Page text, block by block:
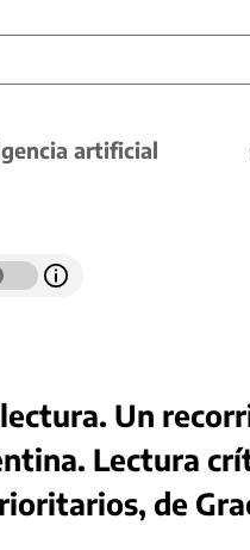
artificial
Un
Lectura
de